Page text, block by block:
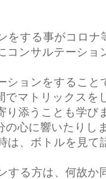
をする事がコロナ
コンサルテーショ
ションをすること
でマトリックスを
り添うことも学び
の心に響いたりし
は、ボトルを見て
する方は、何故か